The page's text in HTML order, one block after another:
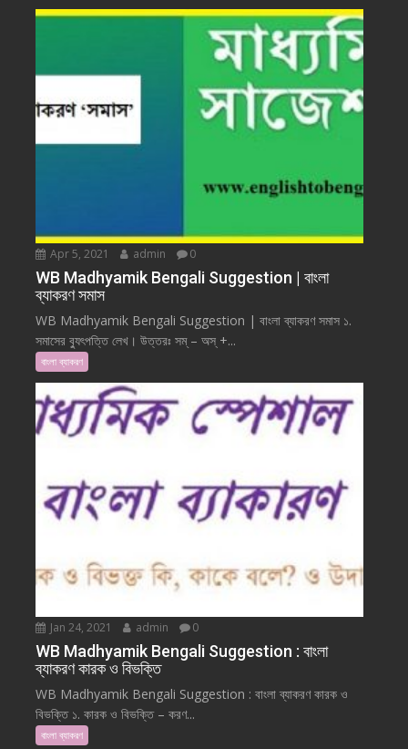
Apr 5, 2021 admin 0
WB Madhyamik Bengali Suggestion | বাংলা
ব্যাকরণ সমাস
WB Madhyamik Bengali Suggestion | বাংলা ব্যাকরণ সমাস ১.
সমাসের ব্যুৎপত্তি লেখ। উত্তরঃ সম্ – অস্ +...
বাংলা ব্যাকরণ
Jan 24, 2021 admin 0
WB Madhyamik Bengali Suggestion : বাংলা
ব্যাকরণ কারক ও বিভক্তি
WB Madhyamik Bengali Suggestion : বাংলা ব্যাকরণ কারক ও
বিভক্তি ১. কারক ও বিভক্তি – করণ...
বাংলা ব্যাকরণ